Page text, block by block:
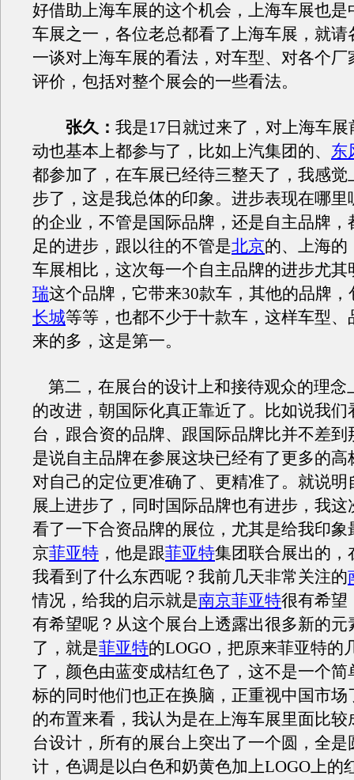
好借助上海车展的这个机会，上海车展也是
车展之一，各位老总都看了上海车展，就请
一谈对上海车展的看法，对车型、对各个厂
评价，包括对整个展会的一些看法。
张久： 我是17日就过来了，对上海车
动也基本上都参与了，比如上汽集团的、 东
都参加了，在车展已经待三整天了，我感觉
步了，这是我总体的印象。进步表现在哪里
的企业，不管是国际品牌，还是自主品牌，
足的进步，跟以往的不管是北京的、上海的
车展相比，这次每一个自主品牌的进步尤其
瑞这个品牌，它带来30款车，其他的品牌
长城等等，也都不少于十款车，这样车型、
来的多，这是第一。
第二，在展台的设计上和接待观众的理念
的改进，朝国际化真正靠近了。比如说我们
台，跟合资的品牌、跟国际品牌比并不差到
是说自主品牌在参展这块已经有了更多的高
对自己的定位更准确了、更精准了。就说明
展上进步了，同时国际品牌也有进步，我这
看了一下合资品牌的展位，尤其是给我印象
京菲亚特 ，他是跟菲亚特集团联合展出的，
我看到了什么东西呢？我前几天非常关注的
情况，给我的启示就是南京菲亚特很有希望
有希望呢？从这个展台上透露出很多新的元
了，就是菲亚特的LOGO，把原来菲亚特的
了，颜色由蓝变成桔红色了，这不是一个简
标的同时他们也正在换脑，正重视中国市场
的布置来看，我认为是在上海车展里面比较
台设计，所有的展台上突出了一个圆，全是
计，色调是以白色和奶黄色加上LOGO上的